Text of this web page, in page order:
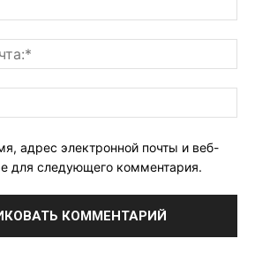
адрес электронной почты и веб-
для следующего комментария.